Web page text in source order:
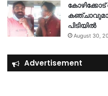
പിടിയിൽ
August 30,
Advertisement